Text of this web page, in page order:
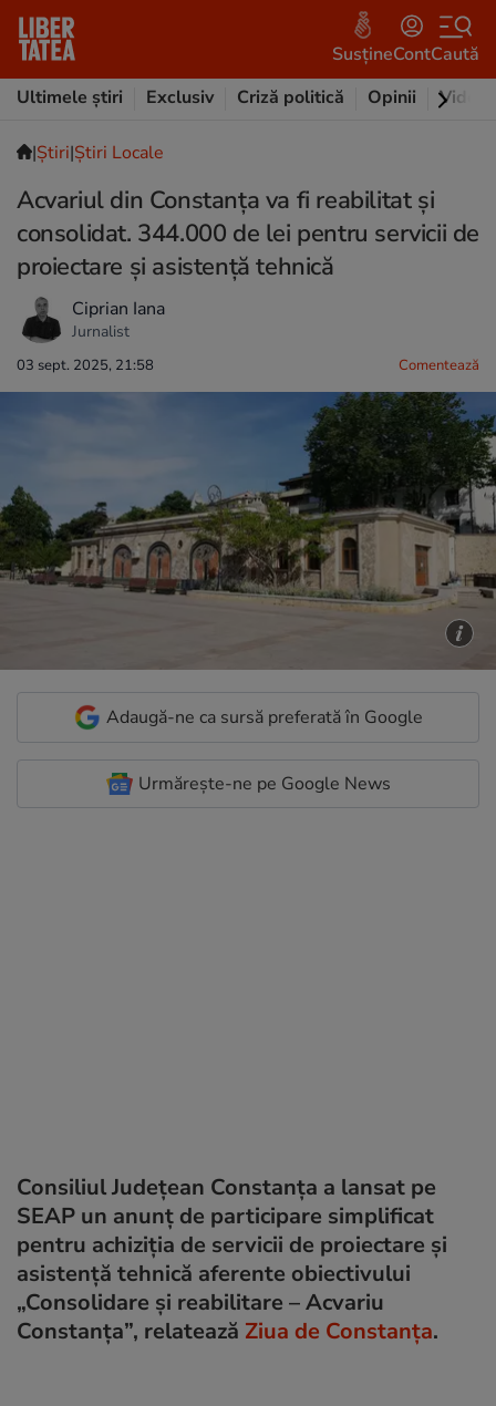
SusțineContCaută
Ultimele știri
Exclusiv Criză politică Opinii Video
|Ştiri|Știri Locale
Acvariul din Constanța va fi reabilitat și
consolidat. 344.000 de lei pentru servicii de
proiectare și asistență tehnică
Ciprian Iana
Jurnalist
03 sept. 2025, 21:58 Comentează
Adaugă-ne ca sursă preferată în Google
Urmărește-ne pe Google News
Consiliul Județean Constanța a lansat pe
SEAP un anunț de participare simplificat
pentru achiziția de servicii de proiectare și
asistență tehnică aferente obiectivului
„Consolidare și reabilitare – Acvariu
Constanța”, relatează Ziua de Constanța.